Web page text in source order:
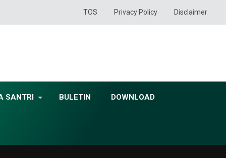
TOS Privacy Policy Disclaimer
SANTRI BULETIN DOWNLOAD